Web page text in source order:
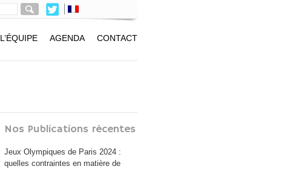
L’ÉQUIPE AGENDA CONTACT
Nos Publications récentes
Jeux Olympiques de Paris 2024 :
quelles contraintes en matière de